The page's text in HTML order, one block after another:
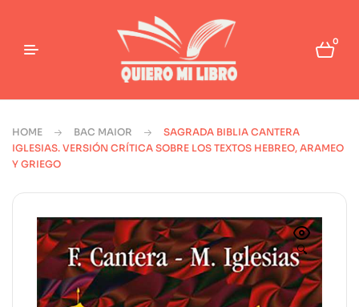
0
HOME BAC MAIOR
SAGRADA BIBLIA CANTERA
IGLESIAS. VERSIÓN CRÍTICA SOBRE LOS TEXTOS HEBREO, ARAMEO
Y GRIEGO
🔍